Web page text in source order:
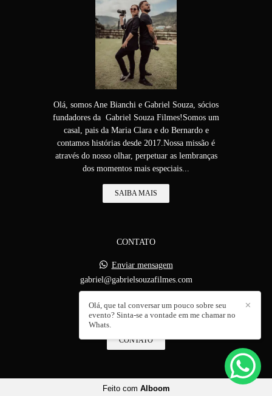
Olá, somos Ane Bianchi e Gabriel Souza, sócios
fundadores da Gabriel Souza Filmes!Somos um
casal, pais da Maria Clara e do Bernardo e
contamos histórias desde 2017.Nossa missão é
através do nosso olhar, perpetuar as lembranças
dos momentos mais especiais...
SAIBA MAIS
CONTATO
Enviar mensagem
gabriel@gabrielsouzafilmes.com
CONTATO
✕
Olá, que tal conversar um pouco sobre seu
evento? Sinta-se a vontade em me chamar no
Whats.
Feito com Alboom